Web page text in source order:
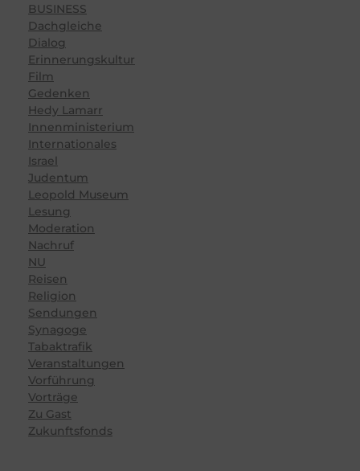
BUSINESS
Dachgleiche
Dialog
Erinnerungskultur
Film
Gedenken
Hedy Lamarr
Innenministerium
Internationales
Israel
Judentum
Leopold Museum
Lesung
Moderation
Nachruf
NU
Reisen
Religion
Sendungen
Synagoge
Tabaktrafik
Veranstaltungen
Vorführung
Vorträge
Zu Gast
Zukunftsfonds